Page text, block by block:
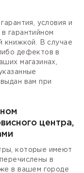
условия и
гарантийном
книжкой. В случае
дефектов в
магазинах,
вам при
центра,
которые имеют
в
в вашем городе